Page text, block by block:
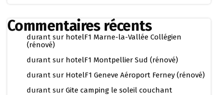
Commentaires récents
durant sur hotelF1 Marne-la-Vallée Collégien
(rénové)
durant sur hotelF1 Montpellier Sud (rénové)
durant sur HotelF1 Geneve Aéroport Ferney (rénové)
durant sur Gite camping le soleil couchant